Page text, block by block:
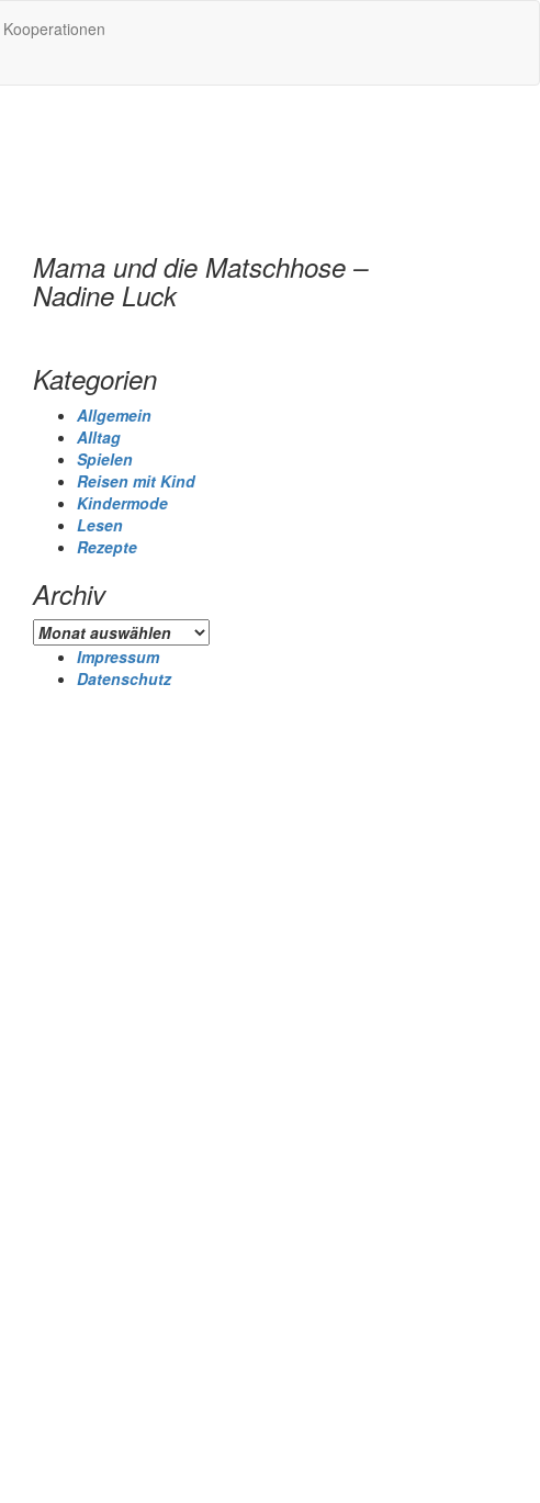
Kooperationen
Mama und die Matschhose –
Nadine Luck
Kategorien
Allgemein
Alltag
Spielen
Reisen mit Kind
Kindermode
Lesen
Rezepte
Archiv
Archiv
Impressum
Datenschutz